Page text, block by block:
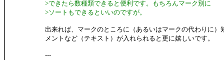
>できたら数種類できると便利です。もちろんマーク別に
>ソートもできるといいのですが。
出来れば、マークのところに（あるいはマークの代わりに）
メントなど（テキスト）が入れられると更に嬉しいです。
---